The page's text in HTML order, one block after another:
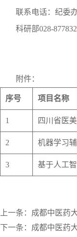
联系电话：纪委
科研部028-
附件：
序号 项目名称
1 四川省医
2 机器学习
3 基于人工
上一条： 成都中医药
下一条： 成都中医药